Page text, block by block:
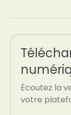
Écoutez la
votre